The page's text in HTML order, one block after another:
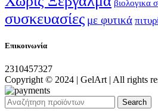
βιολογικα
συσκευασίες με φυτικά
Επικοινωνία
2310457327
Copyright © 2024 | GelArt | All rights
Search